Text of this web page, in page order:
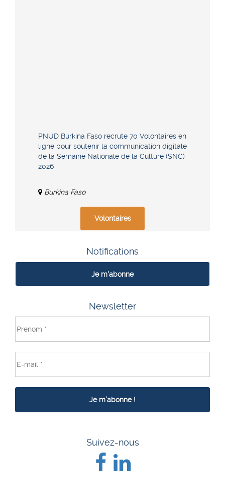
PNUD Burkina Faso recrute 70 Volontaires en
ligne pour soutenir la communication digitale
de la Semaine Nationale de la Culture (SNC)
2026
Burkina Faso
Volontaires
Notifications
Je m'abonne
Newsletter
Suivez-nous